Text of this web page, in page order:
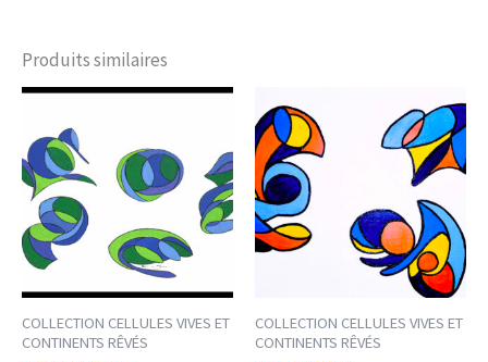
Produits similaires
COLLECTION CELLULES VIVES ET
CONTINENTS RÊVÉS
COLLECTION CELLULES VIVES ET
CONTINENTS RÊVÉS